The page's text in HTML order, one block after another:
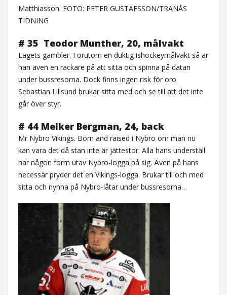
Matthiasson. FOTO: PETER GUSTAFSSON/TRANÅS
TIDNING
# 35 Teodor Munther, 20, målvakt
Lagets gambler. Förutom en duktig ishockeymålvakt så är
han även en rackare på att sitta och spinna på datan
under bussresorna. Dock finns ingen risk för oro.
Sebastian Lillsund brukar sitta med och se till att det inte
går över styr.
# 44 Melker Bergman, 24, back
Mr Nybro Vikings. Born and raised i Nybro om man nu
kan vara det då stan inte är jättestor. Alla hans underställ
har någon form utav Nybro-logga på sig. Även på hans
necessär pryder det en Vikings-logga. Brukar till och med
sitta och nynna på Nybro-låtar under bussresorna…